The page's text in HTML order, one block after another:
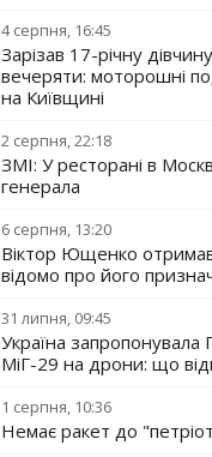
4 серпня, 16:45
Зарізав 17-річну
вечеряти: моторошні
на Київщині
2 серпня, 22:18
ЗМІ: У ресторані в
генерала
6 серпня, 13:20
Віктор Ющенко
відомо про його
31 липня, 09:45
Україна запропонувала
МіГ-29 на дрони: що
1 серпня, 10:36
Немає ракет до